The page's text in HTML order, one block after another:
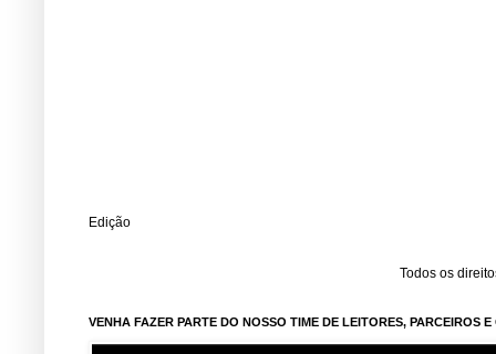
Edição
Todos os
VENHA FAZER PARTE DO NOSSO TIME DE LEITORES, PARCEIROS